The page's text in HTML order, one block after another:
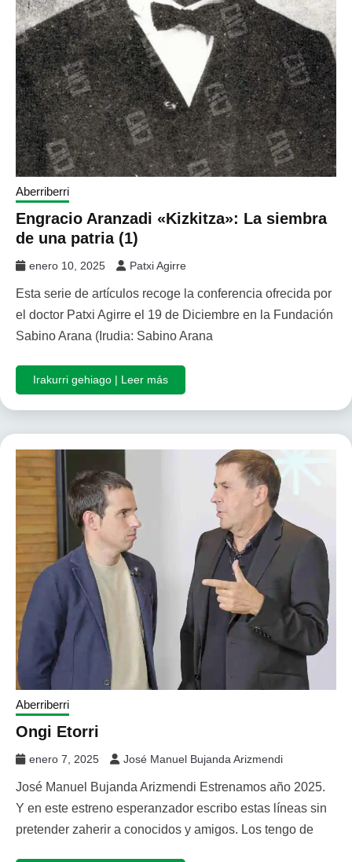
Aberriberri
Engracio Aranzadi «Kizkitza»: La siembra
de una patria (1)
enero 10, 2025 Patxi Agirre
Esta serie de artículos recoge la conferencia ofrecida por
el doctor Patxi Agirre el 19 de Diciembre en la Fundación
Sabino Arana (Irudia: Sabino Arana
Irakurri gehiago | Leer más
Aberriberri
Ongi Etorri
enero 7, 2025 José Manuel Bujanda Arizmendi
José Manuel Bujanda Arizmendi Estrenamos año 2025.
Y en este estreno esperanzador escribo estas líneas sin
pretender zaherir a conocidos y amigos. Los tengo de